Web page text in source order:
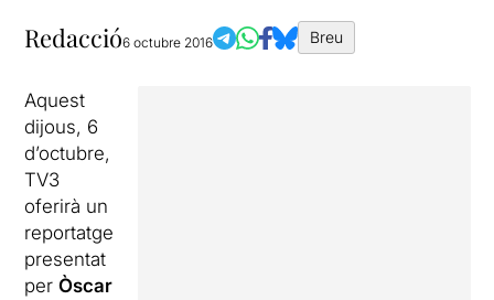
Redacció6 octubre 2016 Breu
Aquest
dijous, 6
d’octubre,
TV3
oferirà un
reportatge
presentat
perÒscar